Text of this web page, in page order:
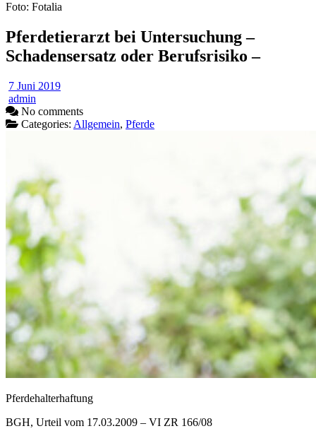
Foto: Fotalia
Pferdetierarzt bei Untersuchung –
Schadensersatz oder Berufsrisiko –
7 Juni 2019
admin
No comments
Categories: Allgemein, Pferde
Pferdehalterhaftung
BGH, Urteil vom 17.03.2009 – VI ZR 166/08